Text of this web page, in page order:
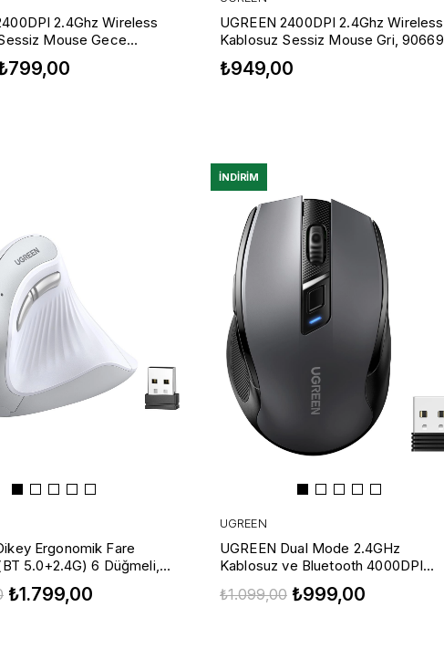
2.4Ghz Wireless
Mouse Gece
UGREEN 2400DPI 2.4Ghz Wireless
Kablosuz Sessiz Mouse Gri, 90669
₺949,00
Ergonomik Fare
5.0+2.4G) 6 Düğmeli,
₺1.799,00
UGREEN
UGREEN Dual Mode 2.4GHz
Kablosuz ve Bluetooth 4000DPI
₺999,00
₺1.099,00
İNDIRIM